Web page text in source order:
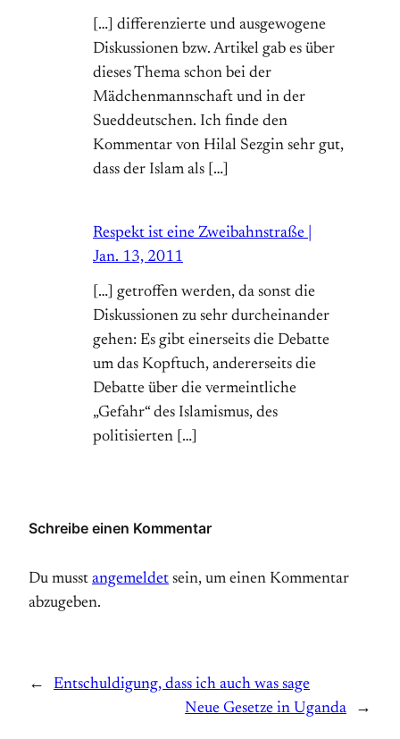
[…] differenzierte und ausgewogene
Diskussionen bzw. Artikel gab es über
dieses Thema schon bei der
Mädchenmannschaft und in der
Sueddeutschen. Ich finde den
Kommentar von Hilal Sezgin sehr gut,
dass der Islam als […]
Respekt ist eine Zweibahnstraße |
Jan. 13, 2011
[…] getroffen werden, da sonst die
Diskussionen zu sehr durcheinander
gehen: Es gibt einerseits die Debatte
um das Kopftuch, andererseits die
Debatte über die vermeintliche
„Gefahr“ des Islamismus, des
politisierten […]
Schreibe einen Kommentar
Du musst angemeldet sein, um einen Kommentar
abzugeben.
←
Entschuldigung, dass ich auch was sage
Neue Gesetze in Uganda
→